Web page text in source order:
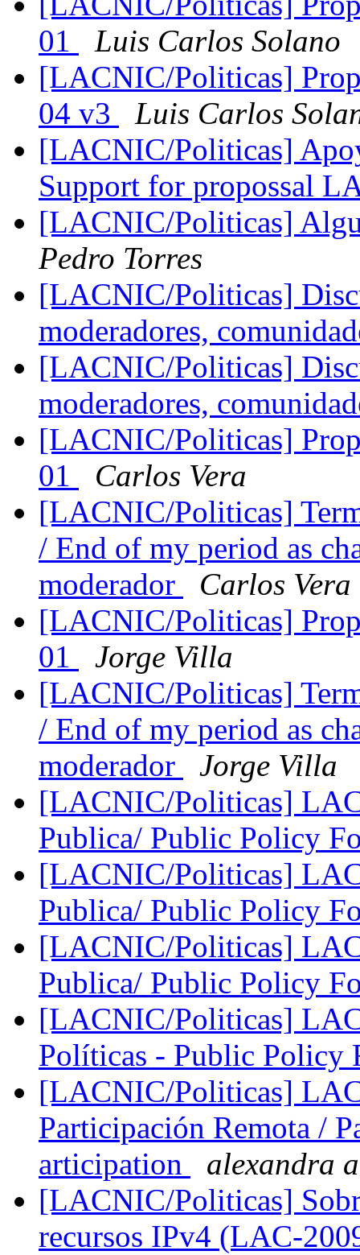
01
Luis Carlos Solano
[LACNIC/Politicas]
04 v3
Luis Carlos
[LACNIC/Politicas]
Support for propossal
[LACNIC/Politicas]
Pedro Torres
[LACNIC/Politicas]
moderadores,
[LACNIC/Politicas]
moderadores,
[LACNIC/Politicas]
01
Carlos Vera
[LACNIC/Politicas]
/ End of my period as
moderador
Carlos Vera
[LACNIC/Politicas]
01
Jorge Villa
[LACNIC/Politicas]
/ End of my period as
moderador
Jorge Villa
[LACNIC/Politicas]
Publica/ Public Policy
[LACNIC/Politicas]
Publica/ Public Policy
[LACNIC/Politicas]
Publica/ Public Policy
[LACNIC/Politicas]
Políticas - Public Policy
[LACNIC/Politicas]
Participación Remota /
articipation
alexandra
[LACNIC/Politicas]
recursos IPv4 (LAC-